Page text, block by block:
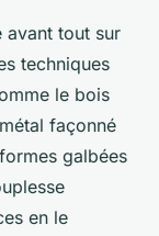
avant tout sur
techniques
le bois
façonné
galbées
en le